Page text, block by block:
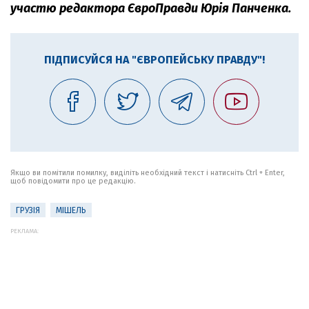
участю редактора ЄвроПравди Юрія Панченка.
ПІДПИСУЙСЯ НА "ЄВРОПЕЙСЬКУ ПРАВДУ"!
Якщо ви помітили помилку, виділіть необхідний текст і натисніть Ctrl + Enter,
щоб повідомити про це редакцію.
ГРУЗІЯ МІШЕЛЬ
РЕКЛАМА: